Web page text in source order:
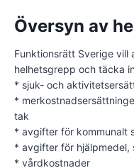
Översyn av
Funktionsrätt Sverige
helhetsgrepp och täcka
* sjuk- och
*
tak
* avgifter för kommunalt
* avgifter för hjälpmedel,
* vårdkostnader